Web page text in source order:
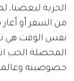
الحرية لبعضنا،
من السفر أو
نفس الوقت هي
المحصلة الحب
خصوصيته وعالمه